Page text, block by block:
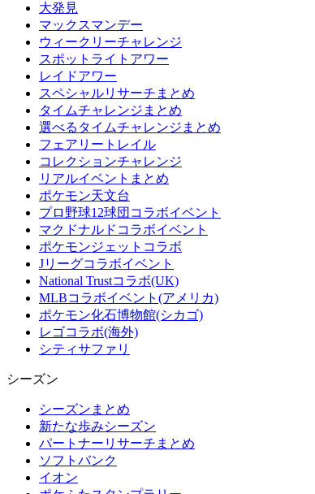
大発見
マックスマンデー
ウィークリーチャレンジ
スポットライトアワー
レイドアワー
スペシャルリサーチまとめ
タイムチャレンジまとめ
選べるタイムチャレンジまとめ
フェアリートレイル
コレクションチャレンジ
リアルイベントまとめ
ポケモン天文台
プロ野球12球団コラボイベント
マクドナルドコラボイベント
ポケモンジェットコラボ
Jリーグコラボイベント
National Trustコラボ(UK)
MLBコラボイベント(アメリカ)
ポケモン化石博物館(シカゴ)
レゴコラボ(海外)
シティサファリ
シーズン
シーズンまとめ
新たな歩みシーズン
パートナーリサーチまとめ
ソフトバンク
イオン